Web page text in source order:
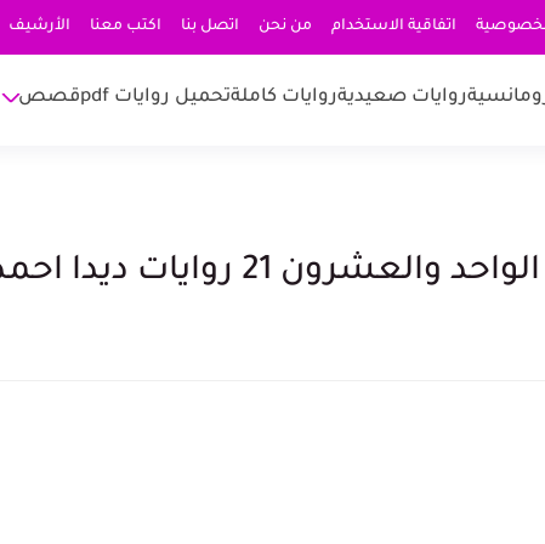
اتفاقية الاستخدام من نحن اتصل بنا اكتب معنا الأرشيف
روايات صعيديةروايات كاملةتحميل روايات pdf قصص
21 روايات ديدا احمد